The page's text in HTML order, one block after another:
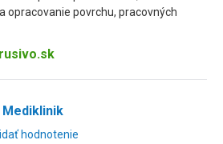
opracovanie povrchu, pracovných
Mediklinik
hodnotenie